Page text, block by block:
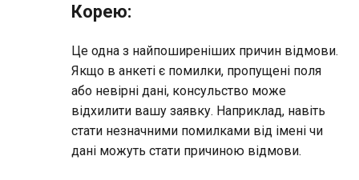
Корею:
Це одна з найпоширеніших причин відмови.
Якщо в анкеті є помилки, пропущені поля
або невірні дані, консульство може
відхилити вашу заявку. Наприклад, навіть
стати незначними помилками від імені чи
дані можуть стати причиною відмови.